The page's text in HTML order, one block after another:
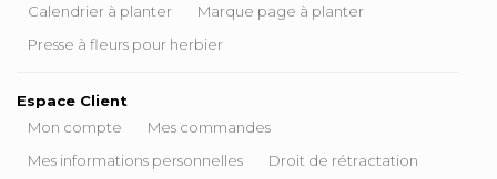
Calendrier à planter
Marque page à planter
Presse à fleurs pour herbier
Espace Client
Mon compte
Mes commandes
Mes informations personnelles
Droit de rétractation